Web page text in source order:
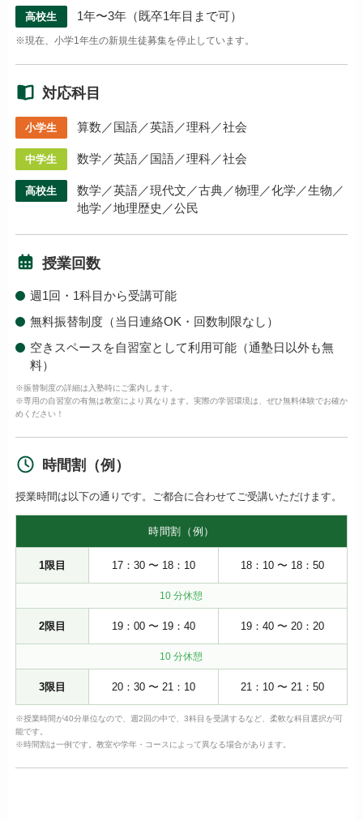
高校生 1年〜3年（既卒1年目まで可）
※現在、小学1年生の新規生徒募集を停止しています。
対応科目
小学生 算数／国語／英語／理科／社会
中学生 数学／英語／国語／理科／社会
高校生
数学／英語／現代文／古典／物理／化学／生物／
地学／地理歴史／公民
授業回数
週1回・1科目から受講可能
無料振替制度（当日連絡OK・回数制限なし）
空きスペースを自習室として利用可能（通塾日以外も無
料）
※振替制度の詳細は入塾時にご案内します。
※専用の自習室の有無は教室により異なります。実際の学習環境は、ぜひ無料体験でお確か
めください！
時間割（例）
授業時間は以下の通りです。ご都合に合わせてご受講いただけます。
時間割（例）
1限目 17：30 〜 18：10 18：10 〜 18：50
10 分休憩
2限目 19：00 〜 19：40 19：40 〜 20：20
10 分休憩
3限目 20：30 〜 21：10 21：10 〜 21：50
※授業時間が40分単位なので、週2回の中で、3科目を受講するなど、柔軟な科目選択が可
能です。
※時間割は一例です。教室や学年・コースによって異なる場合があります。